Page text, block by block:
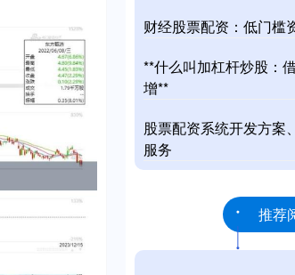
财经股票配资：低门槛
**什么叫加杠杆炒股：
增**
股票配资系统开发方案
服务
推荐